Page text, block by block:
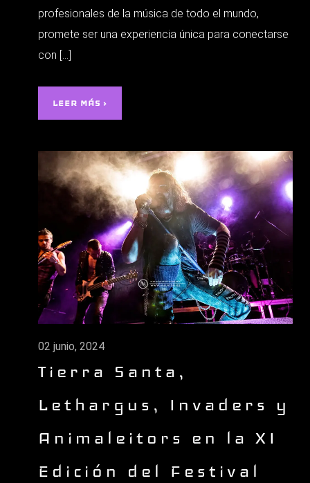
profesionales de la música de todo el mundo,
promete ser una experiencia única para conectarse
con […]
LEER MÁS ›
02 junio, 2024
Tierra Santa,
Lethargus, Invaders y
Animaleitors en la XI
Edición del Festival